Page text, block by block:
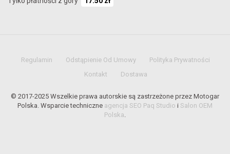
Regulamin Odstąpienie Od Umowy
Polityka Prywatności
Kontakt
Dostawa
© 2017-2025 Wszelkie prawa autorskie są zastrzeżone przez Motogar
Polska. Wsparcie techniczne agencja SEO Paq Studio i Salon OEM
Polska